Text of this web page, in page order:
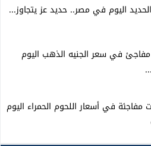
اليوم في مصر.. حديد عز يتجاوز...
في سعر الجنيه الذهب اليوم
مفاجئة في أسعار اللحوم الحمراء اليوم